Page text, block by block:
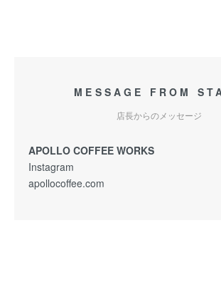
MESSAGE FROM
店長からのメッセージ
APOLLO COFFEE WORKS
Instagram
apollocoffee.com